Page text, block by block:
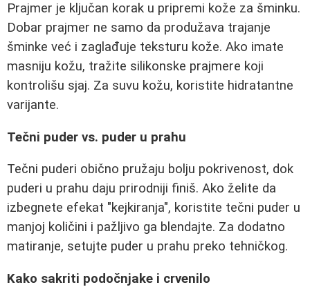
Prajmer je ključan korak u pripremi kože za šminku.
Dobar prajmer ne samo da produžava trajanje
šminke već i zaglađuje teksturu kože. Ako imate
masniju kožu, tražite silikonske prajmere koji
kontrolišu sjaj. Za suvu kožu, koristite hidratantne
varijante.
Tečni puder vs. puder u prahu
Tečni puderi obično pružaju bolju pokrivenost, dok
puderi u prahu daju prirodniji finiš. Ako želite da
izbegnete efekat "kejkiranja", koristite tečni puder u
manjoj količini i pažljivo ga blendajte. Za dodatno
matiranje, setujte puder u prahu preko tehničkog.
Kako sakriti podočnjake i crvenilo